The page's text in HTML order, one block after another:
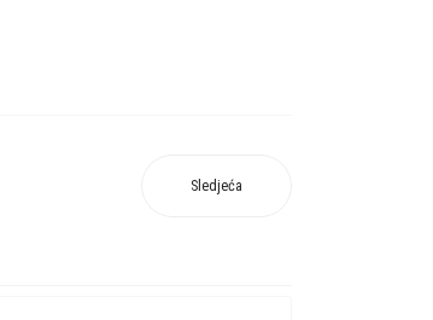
Sledjeća